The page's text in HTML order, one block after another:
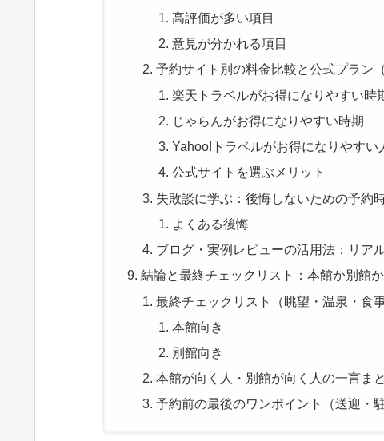
高評価が多い項目
意見が分かれる項目
予約サイト別の料金比較と公式プラン
楽天トラベルがお得になりやすい時
じゃらんがお得になりやすい時期
Yahoo!トラベルがお得になりやすい
公式サイトを選ぶメリット
失敗談に学ぶ：後悔しないための予約
よくある後悔
ブログ・実例レビューの活用法：リア
結論と最終チェックリスト：本館か別館
最終チェックリスト（眺望・温泉・食
本館向き
別館向き
本館が向く人・別館が向く人の一言ま
予約前の最後のワンポイント（送迎・